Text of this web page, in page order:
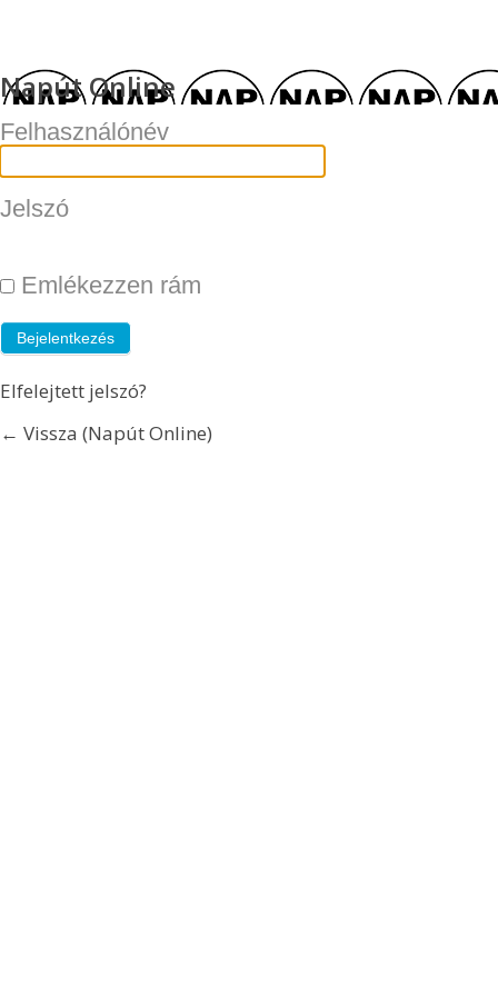
Napút Online
Felhasználónév
Jelszó
Emlékezzen rám
Elfelejtett jelszó?
← Vissza (Napút Online)